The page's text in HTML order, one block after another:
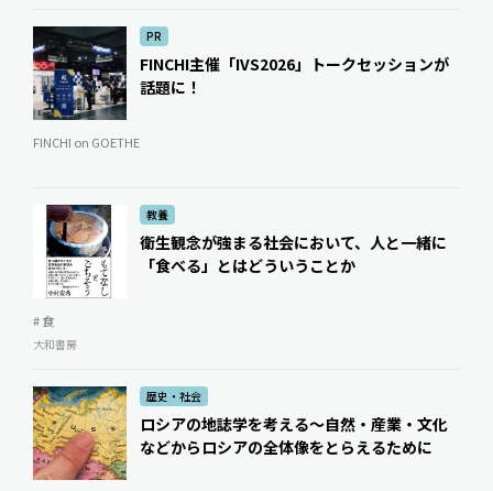
PR
FINCHI主催「IVS2026」トークセッションが
話題に！
FINCHI on GOETHE
教養
衛生観念が強まる社会において、人と一緒に
「食べる」とはどういうことか
# 食
大和書房
歴史・社会
ロシアの地誌学を考える〜自然・産業・文化
などからロシアの全体像をとらえるために